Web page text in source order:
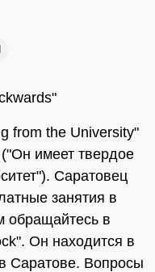
from the University"
("Он имеет твердое
Саратовец
занятия в
обращайтесь в
Он находится в
Саратове. Вопросы